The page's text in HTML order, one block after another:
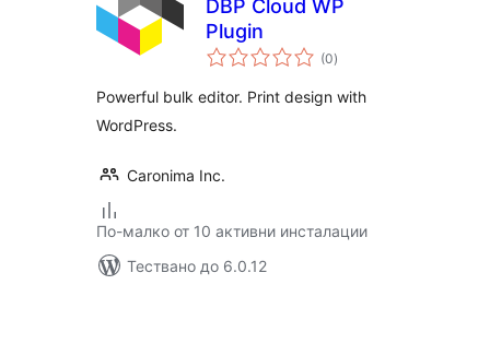
DBP Cloud WP
Plugin
(0общо
оценки
)
Powerful bulk editor. Print design with
WordPress.
Caronima Inc.
По-малко от 10 активни инсталации
Тествано до 6.0.12